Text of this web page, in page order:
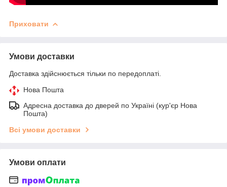
Приховати
Умови доставки
Доставка здійснюється тільки по передоплаті.
Нова Пошта
Адресна доставка до дверей по Україні (кур'єр Нова
Пошта)
Всі умови доставки
Умови оплати